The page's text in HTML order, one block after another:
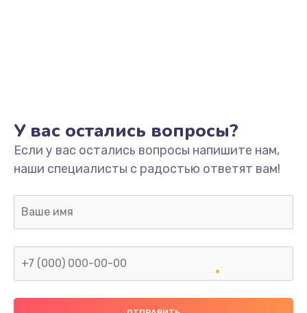
У вас остались вопросы?
Если у вас остались вопросы напишите нам,
наши специалисты с радостью ответят вам!